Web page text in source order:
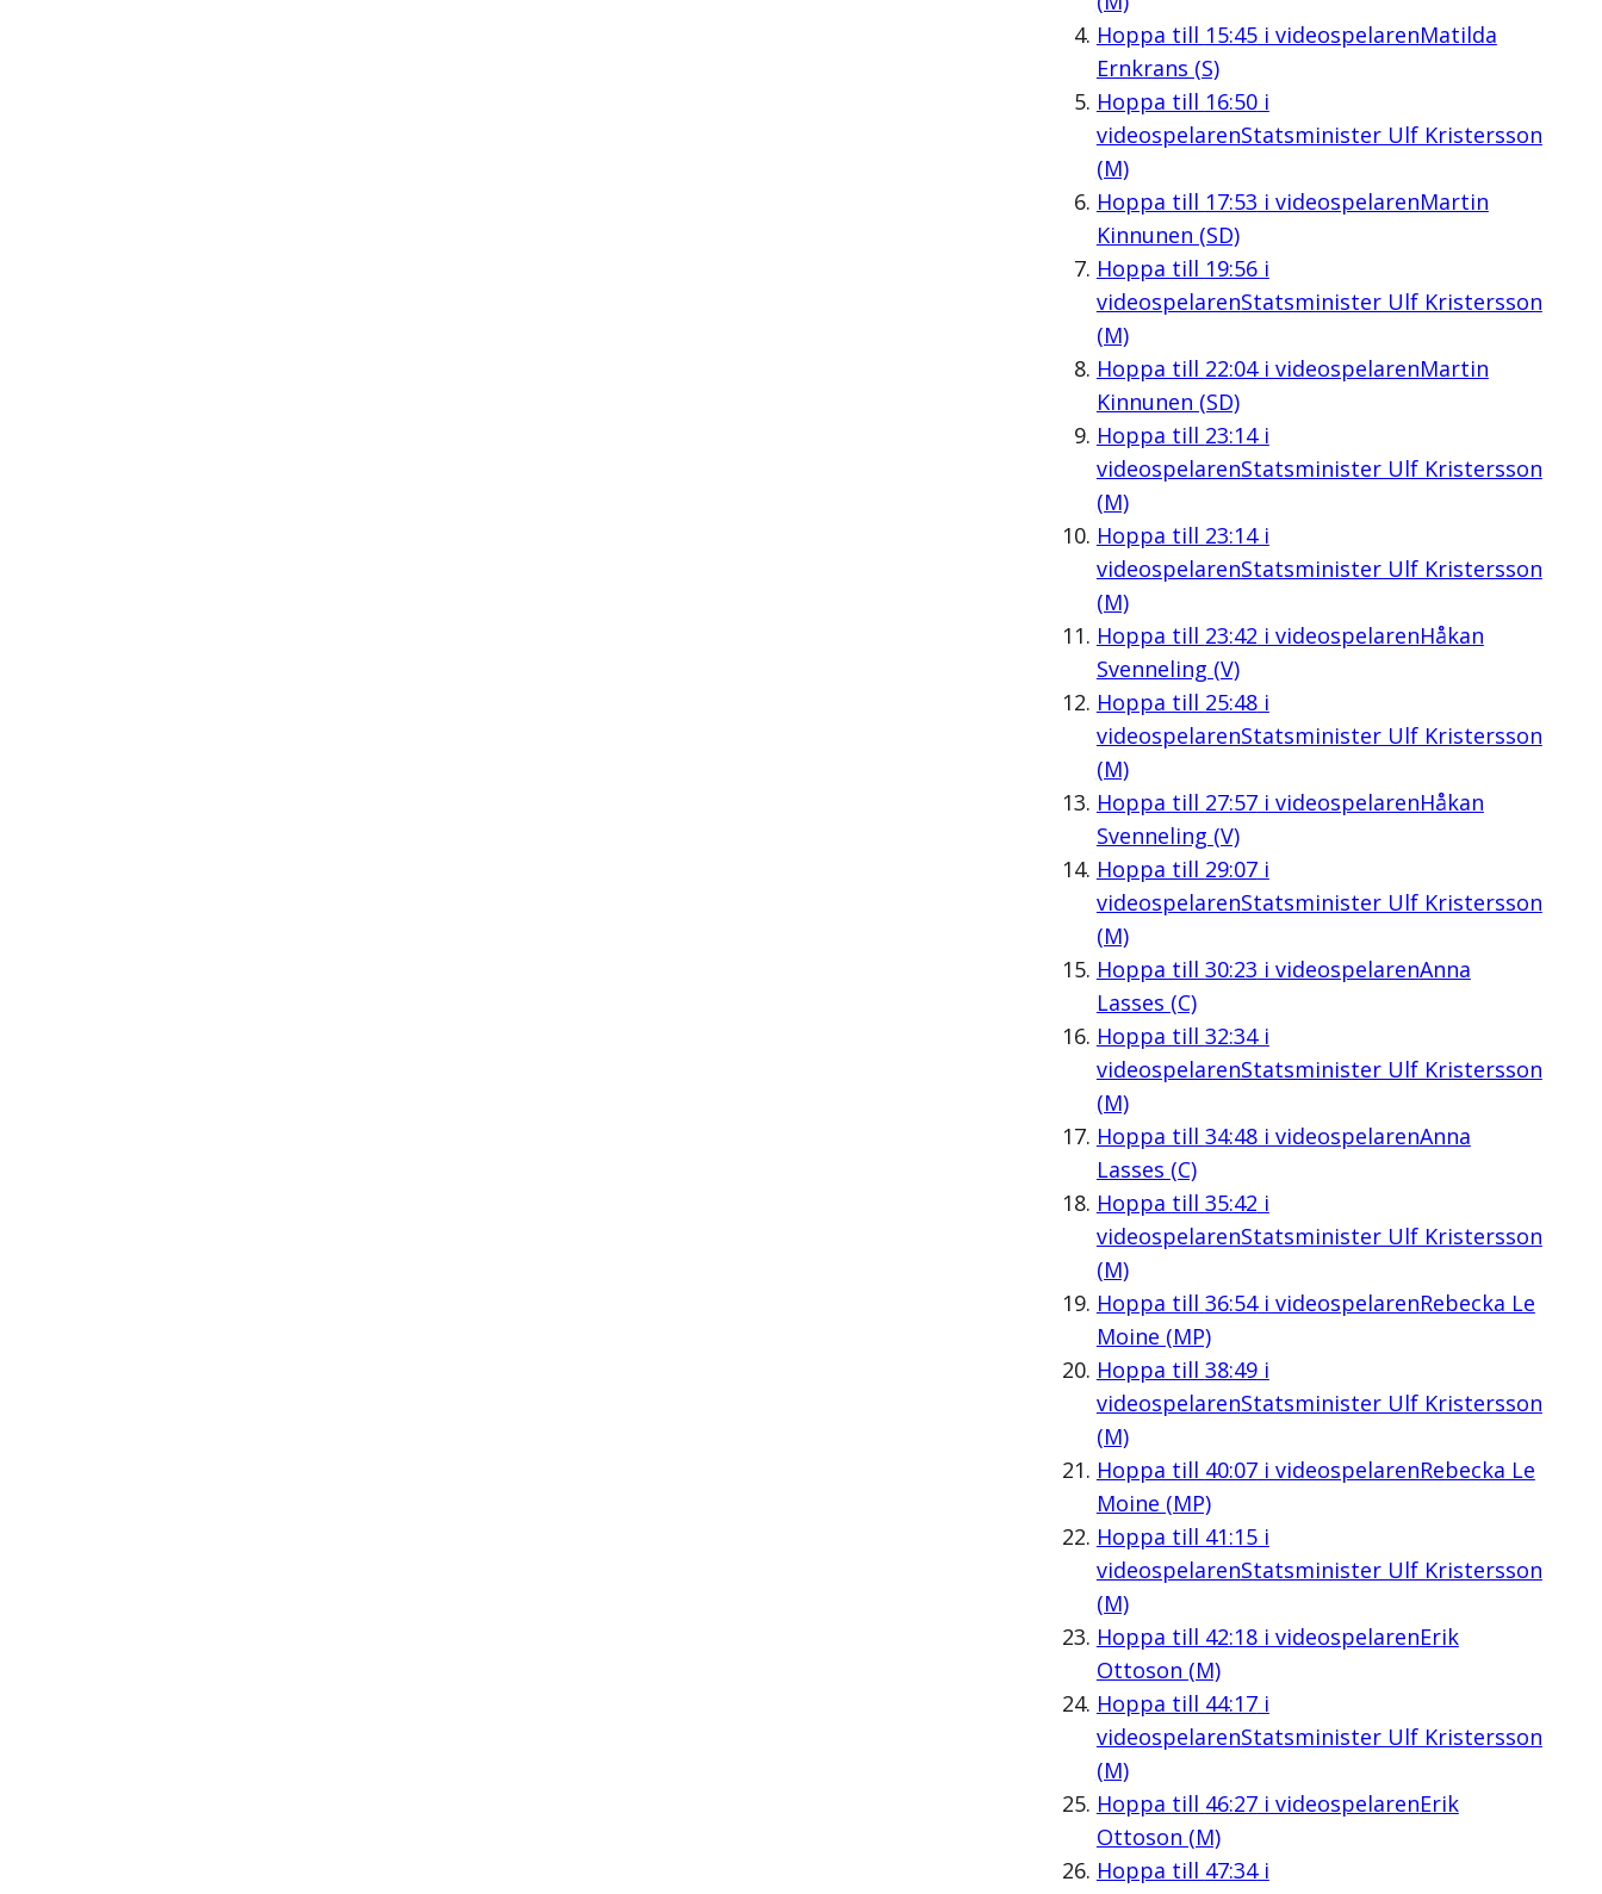
Hoppa till 15:45i videospelarenMatilda
Ernkrans (S)
Hoppa till 16:50i
videospelarenStatsminister Ulf Kristersson
(M)
Hoppa till 17:53 i videospelarenMartin
Kinnunen (SD)
Hoppa till 19:56i
videospelarenStatsminister Ulf Kristersson
(M)
Hoppa till 22:04i videospelarenMartin
Kinnunen (SD)
Hoppa till 23:14i
videospelarenStatsminister Ulf Kristersson
(M)
Hoppa till 23:14i
videospelarenStatsminister Ulf Kristersson
(M)
Hoppa till 23:42 i videospelarenHåkan
Svenneling (V)
Hoppa till 25:48i
videospelarenStatsminister Ulf Kristersson
(M)
Hoppa till 27:57i videospelarenHåkan
Svenneling (V)
Hoppa till 29:07i
videospelarenStatsminister Ulf Kristersson
(M)
Hoppa till 30:23 i videospelarenAnna
Lasses (C)
Hoppa till 32:34i
videospelarenStatsminister Ulf Kristersson
(M)
Hoppa till 34:48i videospelarenAnna
Lasses (C)
Hoppa till 35:42 i
videospelarenStatsminister Ulf Kristersson
(M)
Hoppa till 36:54i videospelarenRebecka Le
Moine (MP)
Hoppa till 38:49i
videospelarenStatsminister Ulf Kristersson
(M)
Hoppa till 40:07i videospelarenRebecka Le
Moine (MP)
Hoppa till 41:15i
videospelarenStatsminister Ulf Kristersson
(M)
Hoppa till 42:18i videospelarenErik
Ottoson (M)
Hoppa till 44:17i
videospelarenStatsminister Ulf Kristersson
(M)
Hoppa till 46:27i videospelarenErik
Ottoson (M)
Hoppa till 47:34i